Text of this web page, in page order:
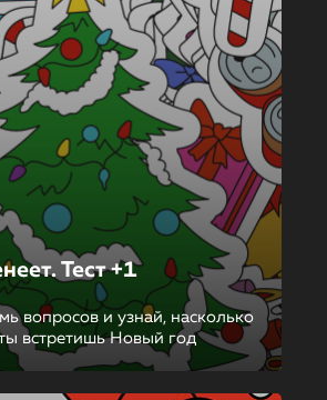
Тест +1
вопросов и узнай, насколько
встретишь Новый год